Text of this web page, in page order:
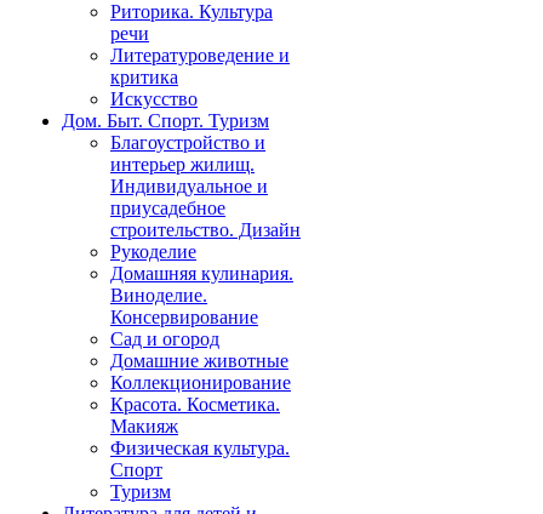
Риторика. Культура
речи
Литературоведение и
критика
Искусство
Дом. Быт. Спорт. Туризм
Благоустройство и
интерьер жилищ.
Индивидуальное и
приусадебное
строительство. Дизайн
Рукоделие
Домашняя кулинария.
Виноделие.
Консервирование
Сад и огород
Домашние животные
Коллекционирование
Красота. Косметика.
Макияж
Физическая культура.
Спорт
Туризм